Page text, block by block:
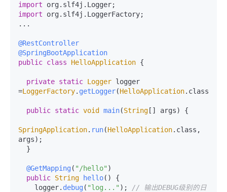
import org. slf4j . Logger
import org. slf4j . LoggerFactory;
...
@RestController
@SpringBootApplication
public class HelloApplication {
private static Logger logger
=LoggerFactory. getLogger(HelloApplication. class
public static void main(String [] args) {
SpringApplication. run(HelloApplication. class ,
args);
@GetMapping ( "/hello" )
public String hello( ) {
    logger.
debug ( "log..." );
// 输出DEBUG级别的日